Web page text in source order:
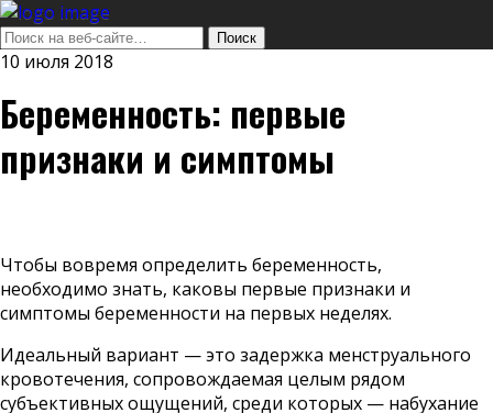
10 июля 2018
Беременность: первые
признаки и симптомы
Чтобы вовремя определить беременность,
необходимо знать, каковы первые признаки и
симптомы беременности на первых неделях.
Идеальный вариант — это задержка менструального
кровотечения, сопровождаемая целым рядом
субъективных ощущений, среди которых — набухание